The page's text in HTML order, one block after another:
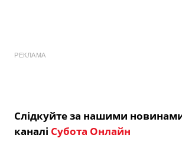
РЕКЛАМА
Слідкуйте за нашими
каналі Субота Онлайн